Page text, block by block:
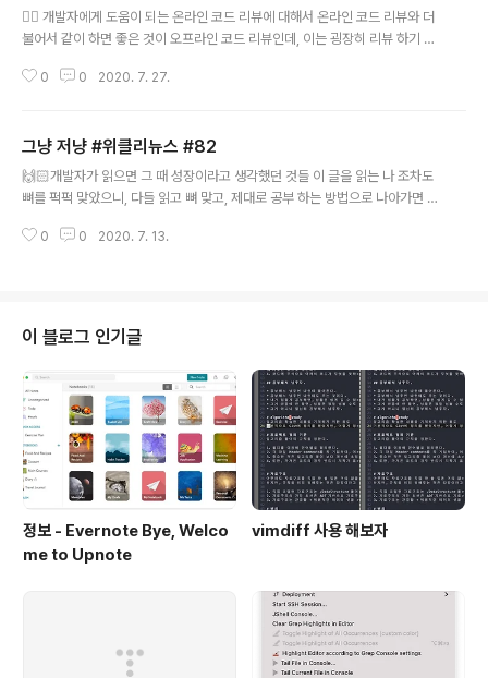
👍🏻 개발자에게 도움이 되는 온라인 코드 리뷰에 대해서 온라인 코드 리뷰와 더
불어서 같이 하면 좋은 것이 오프라인 코드 리뷰인데, 이는 굉장히 리뷰 하기 까
바쁜 시간을 할애 해야 하므로, 온라인 코드 리뷰가 제일 좋다고 생각하고, PR
좋겠다.) 서버에 걸리는 부하, 추측하지 말고 계측하자 서버 부하에 대해 자세하
고, 깊게 알아볼 수 있는 글이다. 더불어서 top/sar 명령어를 통해 나타나는 지
표들을 통해 서버 커널에서의 프로세스 부하를 설명 하고 있다. 데이터 분석가..
0 0 2020. 7. 27.
그냥 저냥 #위클리뉴스 #82
🙌🏻개발자가 읽으면 그 때 성장이라고 생각했던 것들 이 글을 읽는 나 조차도
뼈를 퍽퍽 맞았으니, 다들 읽고 뼈 맞고, 제대로 공부 하는 방법으로 나아가면 좋
다에 나의 왼손 터널 증후군을 걸겠다.) 근데, 너무 뼈 맞지 않아도 된다. 일일 커
건 내가 했던 행위들은 나만의 언어로 이해하고, 체화 하여, 그 정보가 지식이 되
어 남에게 다시 전달 가능한 순간이 언젠간 온다. 애플의 아버지가 말 ..
0 0 2020. 7. 13.
이 블로그 인기글
정보 - Evernote Bye, Welco
me to Upnote
vimdiff 사용 해보자